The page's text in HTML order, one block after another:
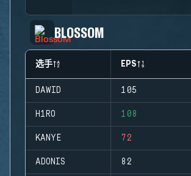
BLOSSOM
选手 EPS
DAWID 105
H1RO 108
KANYE 72
ADONIS 82